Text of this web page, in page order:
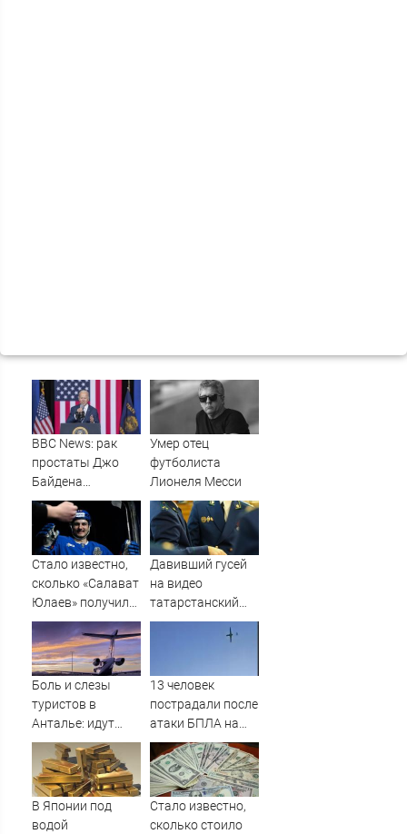
BBC News: рак
простаты Джо
Байдена
распространился
на его кости и
органы
Умер отец
футболиста
Лионеля Месси
Стало известно,
сколько «Салават
Юлаев» получил
от СКА в сделке
по Бландиси
Давивший гусей
на видео
татарстанский
прокурор ушел в
Новости
Боль и слезы
туристов в
Анталье: идут
массовые
задержки рейсов
в Россию
13 человек
пострадали после
атаки БПЛА на
российский город
В Японии под
водой
Стало известно,
сколько стоило